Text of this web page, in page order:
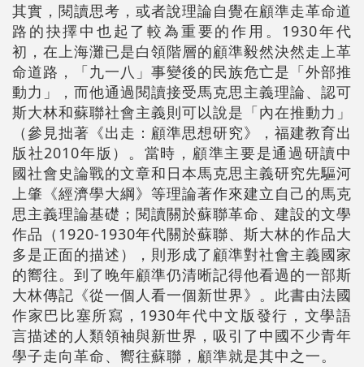
其實，閱讀思考，或者說理論自覺在顧準走革命道
路的抉擇中也起了較為重要的作用。1930年代
初，在上海灘已是白領階層的顧準毅然決然走上革
命道路，「九一八」事變後的民族危亡是「外部推
動力」，而他通過閱讀接受馬克思主義理論、認可
斯大林和蘇聯社會主義則可以說是「內在推動力」
（參見拙著《出走：顧準思想研究》，福建教育出
版社2010年版）。當時，顧準主要是通過研讀中
國社會史論戰的文章和日本馬克思主義研究先驅河
上肇《經濟學大綱》等理論著作來建立自己的馬克
思主義理論基礎；閱讀關於蘇聯革命、建設的文學
作品（1920-1930年代關於蘇聯、斯大林的作品大
多是正面的描述），則形成了顧準對社會主義國家
的嚮往。到了晚年顧準仍清晰記得他看過的一部斯
大林傳記《從一個人看一個新世界》。此書由法國
作家巴比塞所寫，1930年代中文版發行，文學語
言描述的人類領袖與新世界，吸引了中國不少青年
學子走向革命、嚮往蘇聯，顧準就是其中之一。